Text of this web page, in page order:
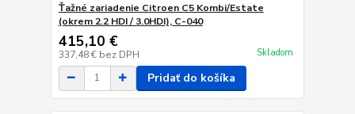
Ťažné zariadenie Citroen C5 Kombi/Estate
(okrem 2.2 HDI / 3.0HDI), C-040
415,10 €
337,48 € bez DPH Skladom
Pridať do košíka